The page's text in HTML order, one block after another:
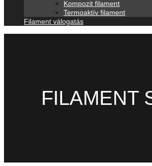
Kompozit filament
Termoaktív filament
Filament válogatás
FILAMENT